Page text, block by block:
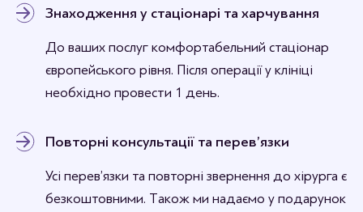
Знаходження у стаціонарі та харчування
До ваших послуг комфортабельний стаціонар
європейського рівня. Після операції у клініці
необхідно провести 1 день.
Повторні консультації та перев’язки
Усі перев’язки та повторні звернення до хірурга є
безкоштовними. Також ми надаємо у подарунок